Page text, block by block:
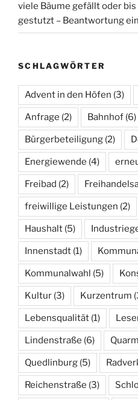
viele Bäume gefällt oder
gestutzt – Beantwortung
SCHLAGWÖRTER
Advent in den Höfen (3)
Anfrage (2) Bahnhof (6)
Bürgerbeteiligung (2)
Energiewende (4)
Freibad (2)
freiwillige Leistungen (2)
Haushalt (5)
Innenstadt (1)
Kommunalwahl (5)
Kultur (3) Kurzentrum
Lebensqualität (1)
Lindenstraße (6)
Quedlinburg (5)
Reichenstraße (3)